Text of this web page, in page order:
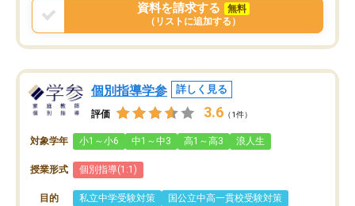
資料を請求する
無料
（リストに追加する）
個別指導学参 詳しく見る
評価 3.6 （1件）
対象学年 小1～小6 中1～中3 高1～高3 浪人生
授業形式 個別指導(1:1)
目的 私立中学受験対策
国公立中高一貫校受験対策